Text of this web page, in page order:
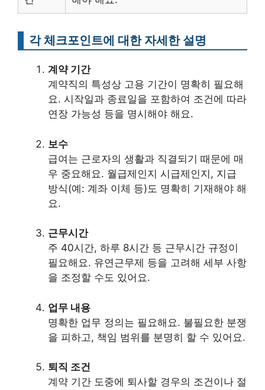
각 체크포인트에 대한 자세한 설명
계약 기간
계약직의 특성상 고용 기간이 명확히 필요해
요. 시작일과 종료일을 포함하여 조건에 따라
연장 가능성 등을 명시해야 해요.
보수
급여는 근로자의 생활과 직결되기 때문에 매
우 중요해요. 월급제인지 시급제인지, 지급
방식(예: 계좌 이체 등)도 명확히 기재해야 해
요.
근무시간
주 40시간, 하루 8시간 등 근무시간 규정이
필요해요. 유연근무제 등을 고려해 세부 사항
을 조정할 수도 있어요.
업무 내용
명확한 업무 정의는 필요해요. 불필요한 분쟁
을 피하고, 책임 범위를 분명히 할 수 있어요.
퇴직 조건
계약 기간 도중에 퇴사할 경우의 조건이나 절